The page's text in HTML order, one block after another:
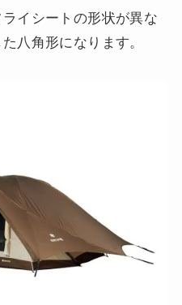
イシートの形状が異な
八角形になります。